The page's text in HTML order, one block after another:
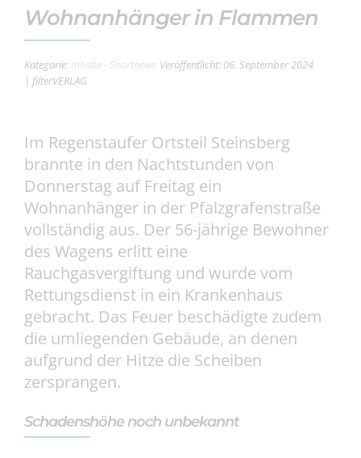
Wohnanhänger in Flammen
Kategorie: Inhalte - Shortnews Veröffentlicht: 06. September 2024
| filterVERLAG
Im Regenstaufer Ortsteil Steinsberg
brannte in den Nachtstunden von
Donnerstag auf Freitag ein
Wohnanhänger in der Pfalzgrafenstraße
vollständig aus. Der 56-jährige Bewohner
des Wagens erlitt eine
Rauchgasvergiftung und wurde vom
Rettungsdienst in ein Krankenhaus
gebracht. Das Feuer beschädigte zudem
die umliegenden Gebäude, an denen
aufgrund der Hitze die Scheiben
zersprangen.
Schadenshöhe noch unbekannt